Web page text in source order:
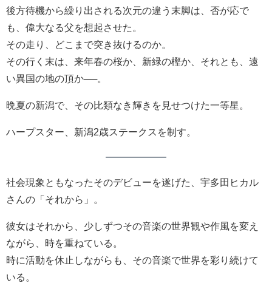
後方待機から繰り出される次元の違う末脚は、否が応で
も、偉大なる父を想起させた。
その走り、どこまで突き抜けるのか。
その行く末は、来年春の桜か、新緑の樫か、それとも、遠
い異国の地の頂か──。
晩夏の新潟で、その比類なき輝きを見せつけた一等星。
ハープスター、新潟2歳ステークスを制す。
社会現象ともなったそのデビューを遂げた、宇多田ヒカル
さんの「それから」。
彼女はそれから、少しずつその音楽の世界観や作風を変え
ながら、時を重ねている。
時に活動を休止しながらも、その音楽で世界を彩り続けて
いる。